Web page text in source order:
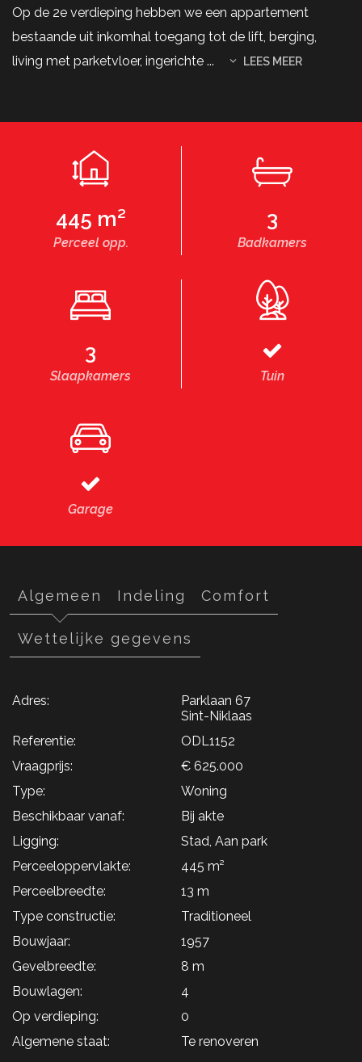
Op de 2e verdieping hebben we een appartement
bestaande uit inkomhal toegang tot de lift, berging,
living met parketvloer, ingerichte ... LEES MEER
445 m²
Perceel opp.
3
Badkamers
3
Slaapkamers Tuin
Garage
Algemeen Indeling Comfort
Wettelijke gegevens
Adres:
Parklaan 67
Sint-Niklaas
Referentie:
ODL1152
Vraagprijs:
€ 625.000
Type:
Woning
Beschikbaar vanaf:
Bij akte
Ligging:
Stad, Aan park
Perceeloppervlakte:
445 m²
Perceelbreedte:
13 m
Type constructie:
Traditioneel
Bouwjaar:
1957
Gevelbreedte:
8 m
Bouwlagen:
4
Op verdieping:
0
Algemene staat:
Te renoveren